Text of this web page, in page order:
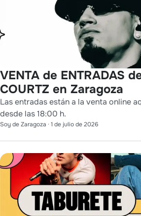
VENTA de ENTRADAS
COURTZ en Zaragoza
Las entradas están a la venta online
desde las 18:00 h.
Soy de Zaragoza · 1 de julio de 2026